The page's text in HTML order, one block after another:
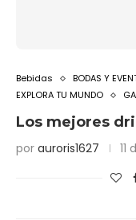
Bebidas BODAS Y
EXPLORA TU MUNDO
Los mejores
por auroris1627